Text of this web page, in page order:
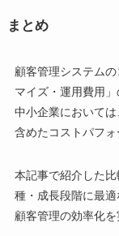
まとめ
顧客管理システム
マイズ・運用費用
中小企業において
含めたコストパフォ
本記事で紹介した
種・成長段階に最
顧客管理の効率化を